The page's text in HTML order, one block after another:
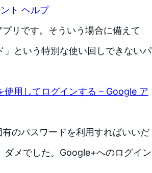
ト ヘルプ
リです。そういう場合に備えて
」という特別な使い回しできないパ
用してログインする – Google ア
のパスワードを利用すればいいだ
ダメでした。Google+へのログイン